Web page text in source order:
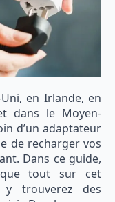
en Irlande, en
dans le Moyen-
d’un adaptateur
de recharger vos
Dans ce guide,
tout sur cet
y trouverez des